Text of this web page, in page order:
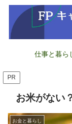
仕事と暮ら
PR
お米がない
お金と暮らし